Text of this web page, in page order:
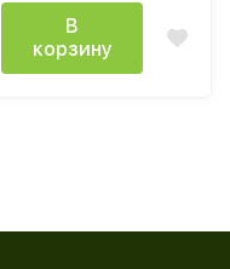
В
корзину